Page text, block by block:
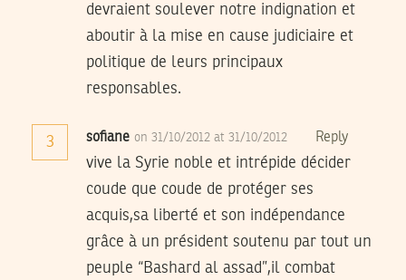
devraient soulever notre indignation et
aboutir à la mise en cause judiciaire et
politique de leurs principaux
responsables.
3 sofiane on 31/10/2012 at 31/10/2012 Reply
vive la Syrie noble et intrépide décider
coude que coude de protéger ses
acquis,sa liberté et son indépendance
grâce à un président soutenu par tout un
peuple “Bashard al assad”,il combat